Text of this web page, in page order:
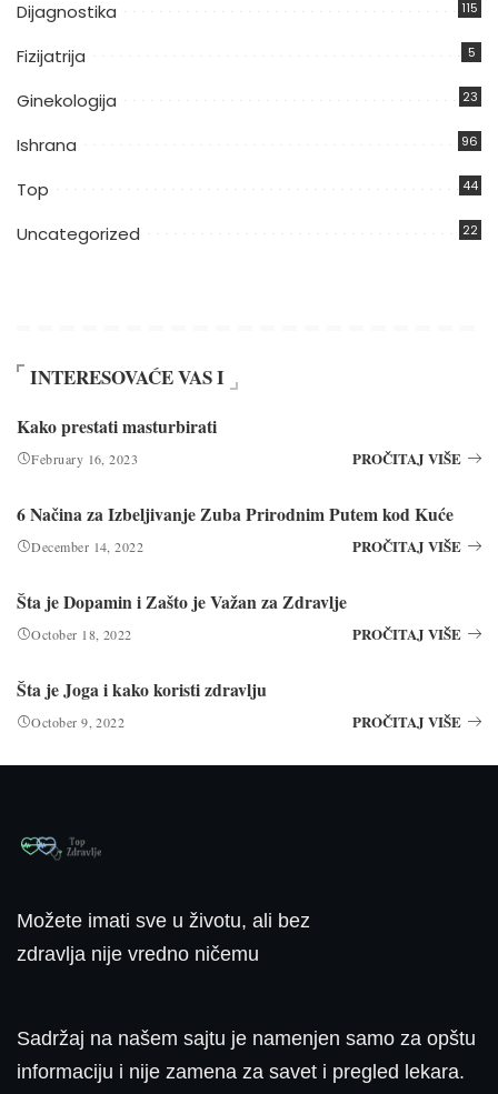
Dijagnostika 115
Fizijatrija 5
Ginekologija 23
Ishrana 96
Top 44
Uncategorized 22
INTERESOVAĆE VAS I
Kako prestati masturbirati
February 16, 2023 PROČITAJ VIŠE
6 Načina za Izbeljivanje Zuba Prirodnim Putem kod Kuće
December 14, 2022 PROČITAJ VIŠE
Šta je Dopamin i Zašto je Važan za Zdravlje
October 18, 2022 PROČITAJ VIŠE
Šta je Joga i kako koristi zdravlju
October 9, 2022 PROČITAJ VIŠE
Možete imati sve u životu, ali bez
zdravlja nije vredno ničemu
Sadržaj na našem sajtu je namenjen samo za opštu
informaciju i nije zamena za savet i pregled lekara.